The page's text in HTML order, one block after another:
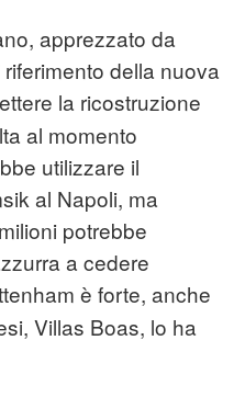
apprezzato da
della nuova
la ricostruzione
al momento
utilizzare il
al Napoli, ma
potrebbe
a cedere
è forte, anche
Villas Boas, lo ha